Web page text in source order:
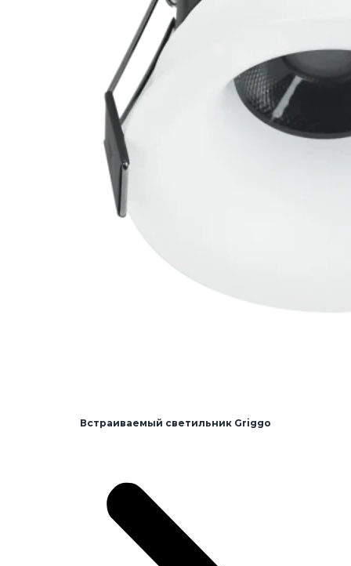
Встраиваемый светильник Griggo